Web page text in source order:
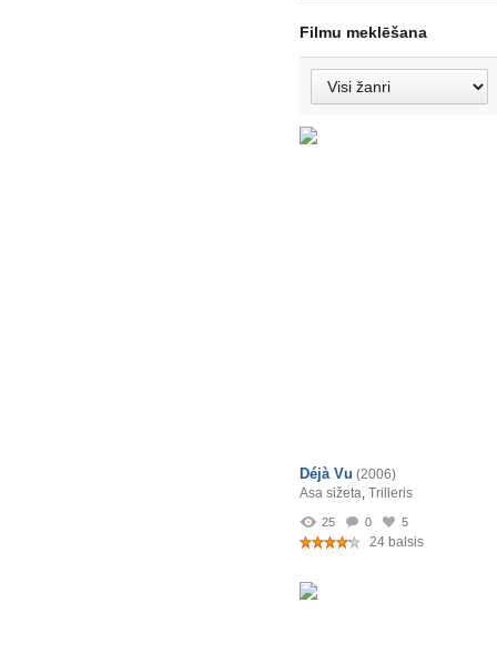
Filmu meklēšana
Déjà Vu (2006)
Asa sižeta, Trilleris
25 0 5
24 balsis